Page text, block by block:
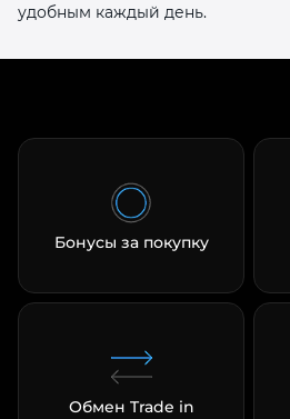
удобным каждый день.
Бонусы за покупку
Обмен Trade in